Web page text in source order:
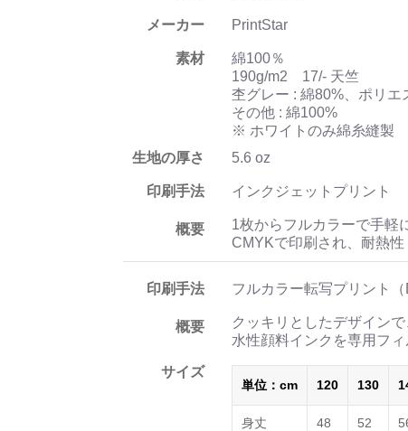
メーカー PrintStar
素材
綿100％
190g/m2 17/- 天竺
杢グレー : 綿80%、ポリエ
その他 : 綿100%
※ ホワイトのみ綿糸縫製
生地の厚さ
5.6 oz
印刷手法 インクジェットプリント
概要
1枚からフルカラーで手軽
CMYKで印刷され、耐熱
印刷手法 フルカラー転写プリント（
概要
クッキリとしたデザイン
水性顔料インクを専用フ
サイズ
単位：cm 120 130
身丈 48 52